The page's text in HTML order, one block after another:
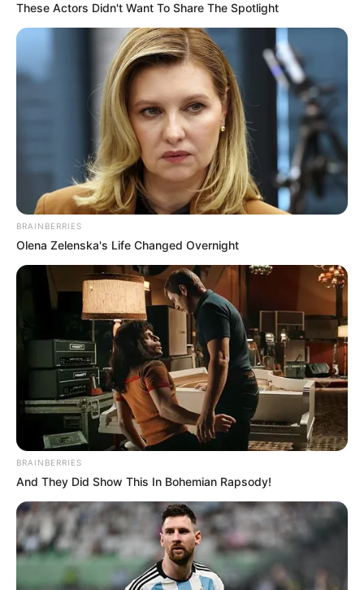
These Actors Didn't Want To Share The Spotlight
BRAINBERRIES
Olena Zelenska's Life Changed Overnight
BRAINBERRIES
And They Did Show This In Bohemian Rapsody!